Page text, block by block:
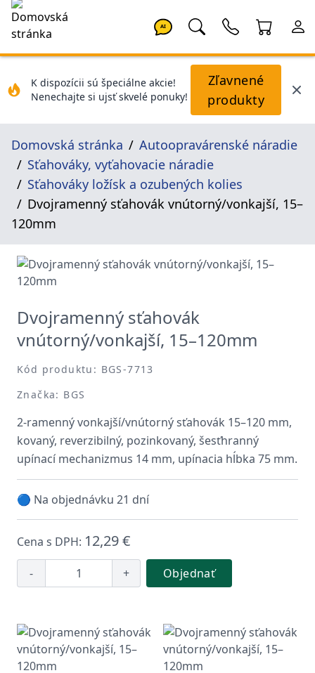
AI
K dispozícii sú špeciálne akcie!
Nenechajte si ujsť skvelé ponuky!
Zľavnené
produkty
Domovská stránka
Autoopravárenské náradie
Sťahováky, vyťahovacie náradie
Sťahováky ložísk a ozubených kolies
Dvojramenný sťahovák vnútorný/vonkajší, 15–
120mm
Dvojramenný sťahovák
vnútorný/vonkajší, 15–120mm
Kód produktu: BGS-7713
Značka: BGS
2-ramenný vonkajší/vnútorný sťahovák 15–120 mm,
kovaný, reverzibilný, pozinkovaný, šesťhranný
upínací mechanizmus 14 mm, upínacia hĺbka 75 mm.
🔵 Na objednávku 21 dní
Cena s DPH: 12,29 €
- + Objednať